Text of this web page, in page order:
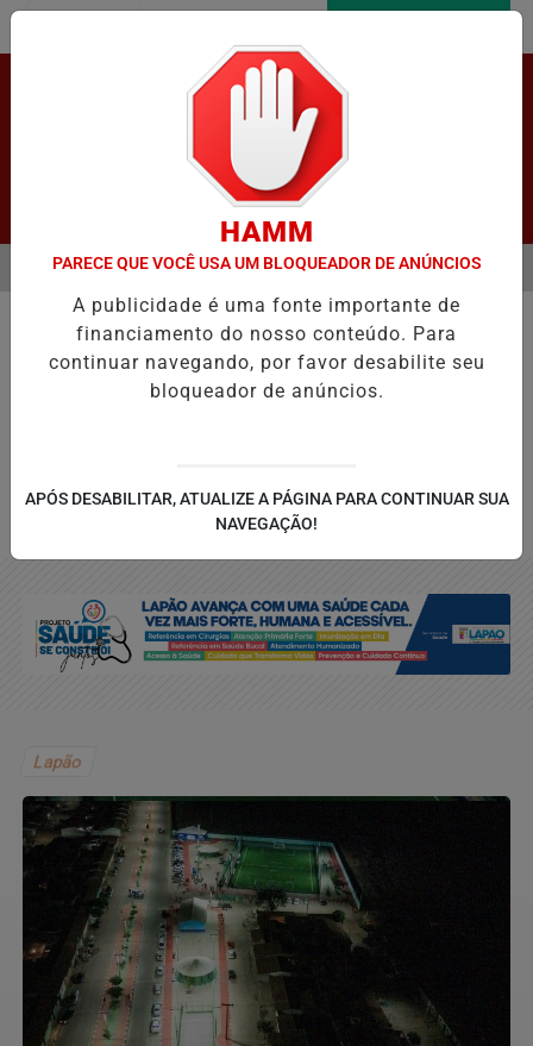
Pesquisar Notícia
SIMULAÇÃO PRÁTICA DE VOTAÇÃO ELETRÔNICA EM LAPÃO
EM ALTA
MENU
Lapão
HAMM
PARECE QUE VOCÊ USA UM BLOQUEADOR DE ANÚNCIOS
A publicidade é uma fonte importante de
financiamento do nosso conteúdo. Para
continuar navegando, por favor desabilite seu
bloqueador de anúncios.
APÓS DESABILITAR, ATUALIZE A PÁGINA PARA CONTINUAR SUA
NAVEGAÇÃO!